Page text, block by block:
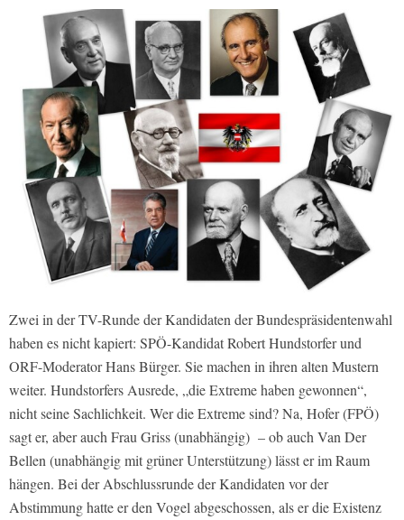
Zwei in der TV-Runde der Kandidaten der Bundespräsidentenwahl
haben es nicht kapiert: SPÖ-Kandidat Robert Hundstorfer und
ORF-Moderator Hans Bürger. Sie machen in ihren alten Mustern
weiter. Hundstorfers Ausrede, „die Extreme haben gewonnen“,
nicht seine Sachlichkeit. Wer die Extreme sind? Na, Hofer (FPÖ)
sagt er, aber auch Frau Griss (unabhängig) – ob auch Van Der
Bellen (unabhängig mit grüner Unterstützung) lässt er im Raum
hängen. Bei der Abschlussrunde der Kandidaten vor der
Abstimmung hatte er den Vogel abgeschossen, als er die Existenz